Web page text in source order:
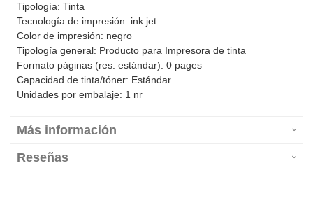
Tipología: Tinta
Tecnología de impresión: ink jet
Color de impresión: negro
Tipología general: Producto para Impresora de tinta
Formato páginas (res. estándar): 0 pages
Capacidad de tinta/tóner: Estándar
Unidades por embalaje: 1 nr
Más información
Reseñas